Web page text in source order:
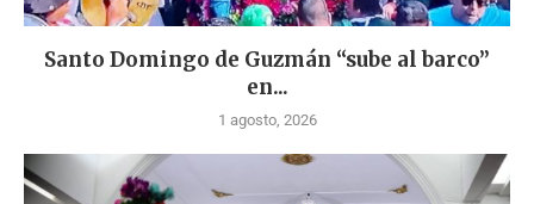
Santo Domingo de Guzmán “sube al barco”
en...
1 agosto, 2026